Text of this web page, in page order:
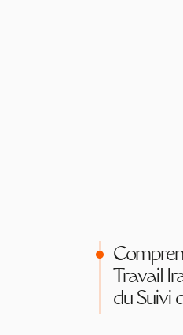
Travail
du Suivi